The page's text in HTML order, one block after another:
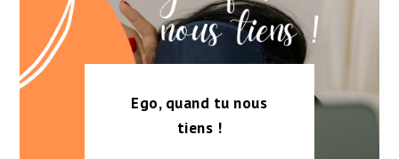
Ego, quand tu nous
tiens !